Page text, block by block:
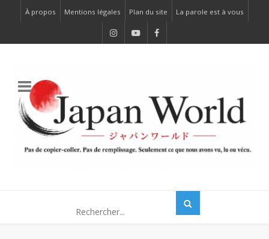
À propos Mentions légales Plan du site La parole est à vous